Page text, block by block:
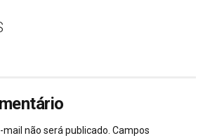
não será publicado. Campos